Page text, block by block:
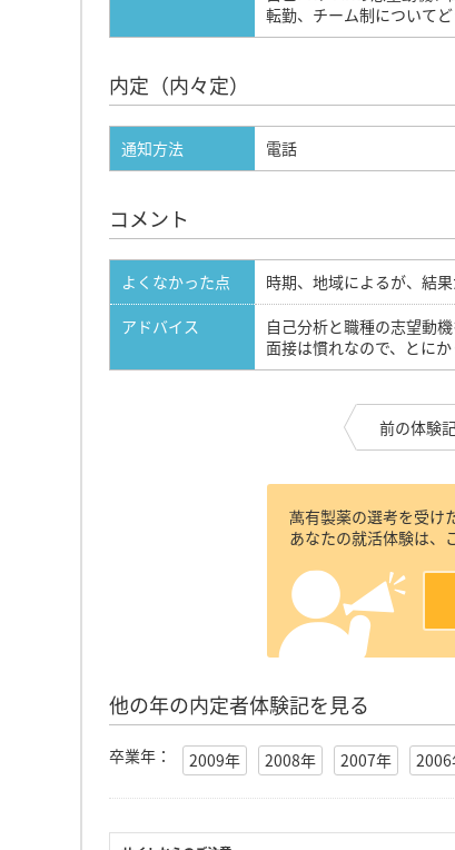
転勤、チーム制についてど
内定（内々定）
通知方法 電話
コメント
よくなかった点
時期、地域によるが、結
アドバイス
自己分析と職種の志望動
面接は慣れなので、とに
前の体験
萬有製薬の選考を受け
あなたの就活体験は、
他の年の内定者体験記を見る
卒業年： 2009年 2008年 2007年